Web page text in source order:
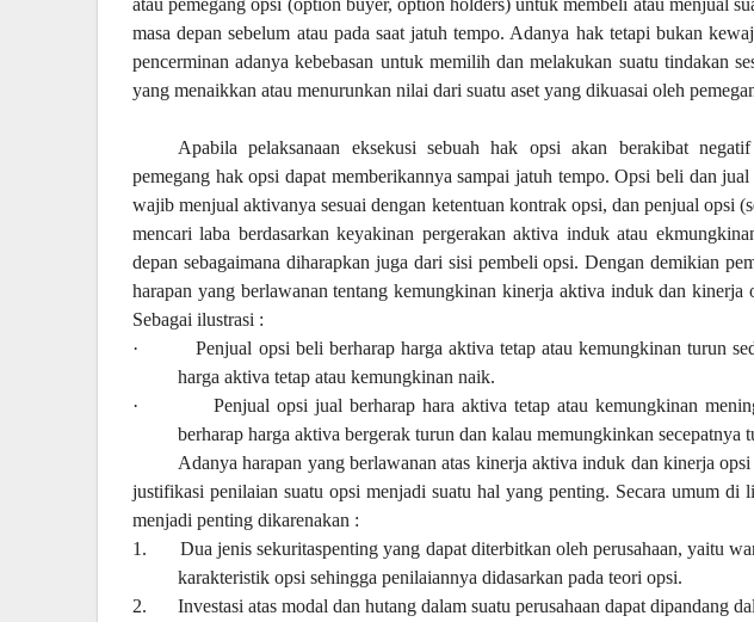
atau pemegang opsi (option buyer, option holders) untuk membeli atau menjual
masa depan sebelum atau pada saat jatuh tempo. Adanya hak tetapi bukan
pencerminan adanya kebebasan untuk memilih dan melakukan suatu tindakan
yang menaikkan atau menurunkan nilai dari suatu aset yang dikuasai oleh
Apabila pelaksanaan eksekusi sebuah hak opsi akan berakibat
pemegang hak opsi dapat memberikannya sampai jatuh tempo. Opsi beli dan
wajib menjual aktivanya sesuai dengan ketentuan kontrak opsi, dan penjual opsi
mencari laba berdasarkan keyakinan pergerakan aktiva induk atau
depan sebagaimana diharapkan juga dari sisi pembeli opsi. Dengan demikian
harapan yang berlawanan tentang kemungkinan kinerja aktiva induk dan kinerja
Sebagai ilustrasi :
·
Penjual opsi beli berharap harga aktiva tetap atau kemungkinan turun
harga aktiva tetap atau kemungkinan naik.
·
Penjual opsi jual berharap hara aktiva tetap atau kemungkinan
berharap harga aktiva bergerak turun dan kalau memungkinkan secepatnya
Adanya harapan yang berlawanan atas kinerja aktiva induk dan kinerja
justifikasi penilaian suatu opsi menjadi suatu hal yang penting. Secara umum di
menjadi penting dikarenakan :
1.
Dua jenis sekuritaspenting yang dapat diterbitkan oleh perusahaan, yaitu
karakteristik opsi sehingga penilaiannya didasarkan pada teori opsi.
2.
Investasi atas modal dan hutang dalam suatu perusahaan dapat dipandang